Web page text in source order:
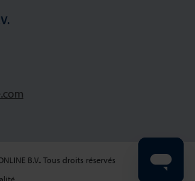
B.V.. Tous droits réservés